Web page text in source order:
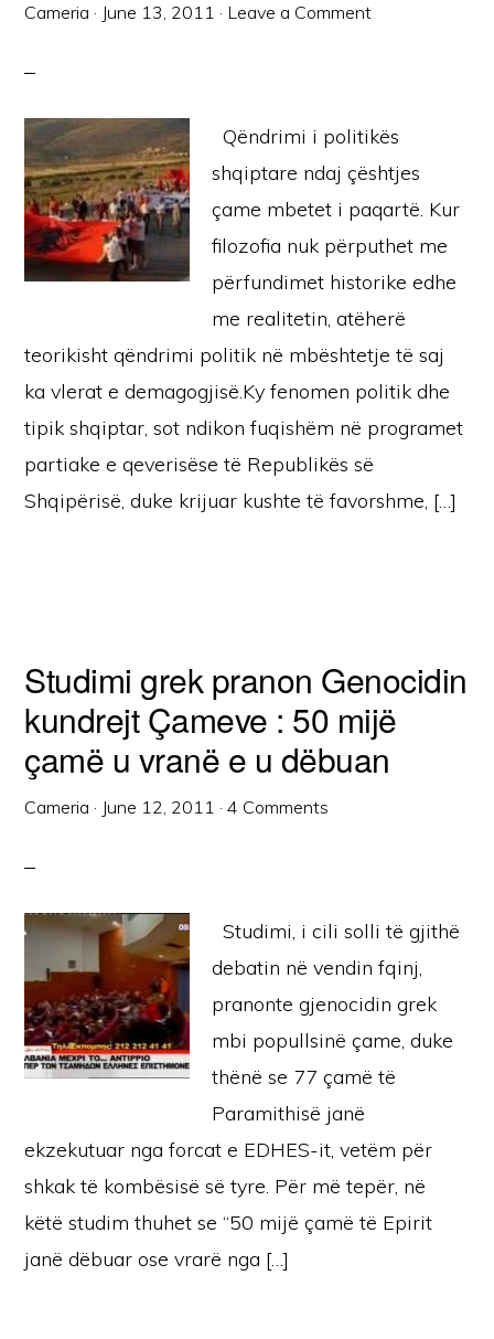
Cameria · June 13, 2011 · Leave a Comment
Qëndrimi i politikës
shqiptare ndaj çështjes
çame mbetet i paqartë. Kur
filozofia nuk përputhet me
përfundimet historike edhe
me realitetin, atëherë
teorikisht qëndrimi politik në mbështetje të saj
ka vlerat e demagogjisë.Ky fenomen politik dhe
tipik shqiptar, sot ndikon fuqishëm në programet
partiake e qeverisëse të Republikës së
Shqipërisë, duke krijuar kushte të favorshme, […]
Studimi grek pranon Genocidin
kundrejt Çameve : 50 mijë
çamë u vranë e u dëbuan
Cameria · June 12, 2011 ·4 Comments
Studimi, i cili solli të gjithë
debatin në vendin fqinj,
pranonte gjenocidin grek
mbi popullsinë çame, duke
thënë se 77 çamë të
Paramithisë janë
ekzekutuar nga forcat e EDHES-it, vetëm për
shkak të kombësisë së tyre. Për më tepër, në
këtë studim thuhet se “50 mijë çamë të Epirit
janë dëbuar ose vrarë nga […]